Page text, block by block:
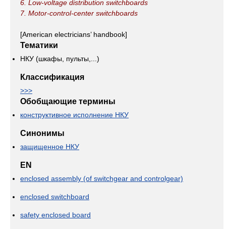
6. Low-voltage distribution switchboards
7. Motor-control-center switchboards
[American electricians’ handbook]
Тематики
НКУ (шкафы, пульты,...)
Классификация
>>>
Обобщающие термины
конструктивное исполнение НКУ
Синонимы
защищенное НКУ
EN
enclosed assembly (of switchgear and controlgear)
enclosed switchboard
safety enclosed board